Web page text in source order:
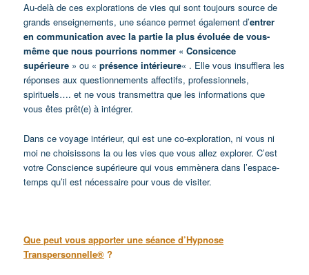
Au-delà de ces explorations de vies qui sont toujours source de
grands enseignements, une séance permet également d’entrer
en communication avec la partie la plus évoluée de vous-
même que nous pourrions nommer «Consicence
supérieure » ou «présence intérieure« . Elle vous insufflera les
réponses aux questionnements affectifs, professionnels,
spirituels…. et ne vous transmettra que les informations que
vous êtes prêt(e) à intégrer.
Dans ce voyage intérieur, qui est une co-exploration, ni vous ni
moi ne choisissons la ou les vies que vous allez explorer. C’est
votre Conscience supérieure qui vous emmènera dans l’espace-
temps qu’il est nécessaire pour vous de visiter.
Que peut vous apporter une séance d’Hypnose
Transpersonnelle® ?